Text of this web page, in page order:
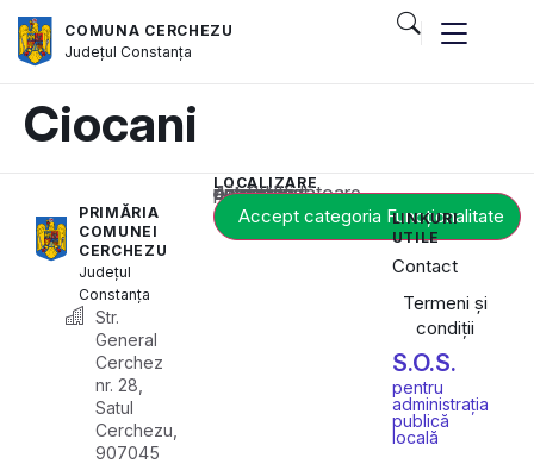
COMUNA CERCHEZU
JudețulConstanța
Ciocani
PRIMĂRIA
COMUNEI
CERCHEZU
Județul
Constanța
Str.
General
Cerchez
nr. 28,
Satul
Cerchezu,
907045
LOCALIZARE
Acest conținut este blocat până când acceptați categoria corespunzătoare de cookie-uri.
Accept categoria Funcționalitate
LINKURI
UTILE
Contact
Termeni și
condiții
S.O.S.
pentru
administrația
publică
locală